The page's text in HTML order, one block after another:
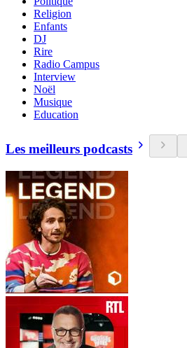
Religion
Enfants
DJ
Rire
Radio Campus
Interview
Noël
Musique
Education
Les meilleurs podcasts